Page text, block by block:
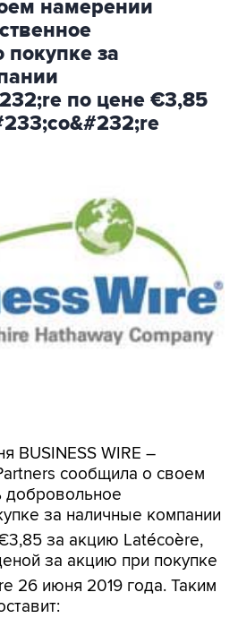
намерении
за
по цене €3,85
BUSINESS WIRE –
сообщила о своем
добровольное
за наличные компании
за акцию Latécoère,
за акцию при покупке
26 июня 2019 года. Таким